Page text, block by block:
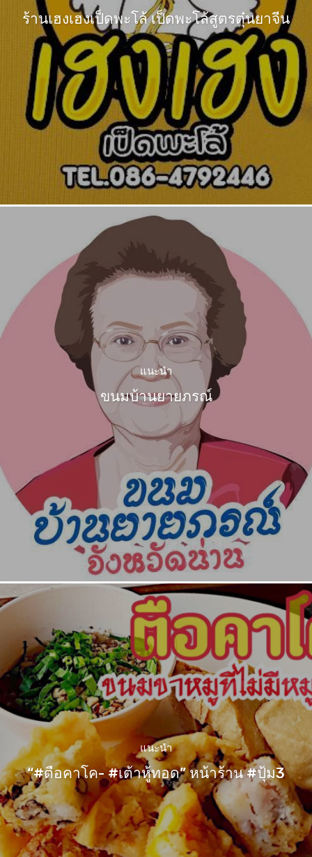
ร้านเฮงเฮงเป็ดพะโล้ เป็ดพะโล้สูตรตุ๋นยาจีน
แนะนำ
ขนมบ้านยายภรณ์
แนะนำ
“#ตือคาโค- #เต้าหู้ทอด” หน้าร้าน #ปุ้ม3